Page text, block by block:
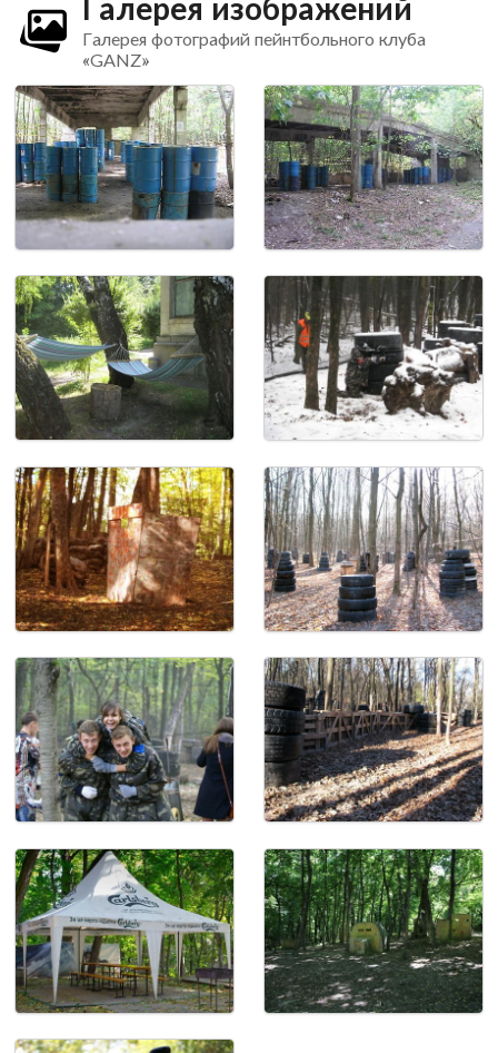
Галерея фотографий пейнтбольного клуба
«GANZ»